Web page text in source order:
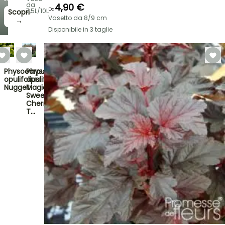
Scopri
→
da
7,5L/10LDa4,90 €
Vasetto da 8/9 cm
Disponibile in 3 taglie
Physocarpus
opulifolius
Nugget
Physocarpus
opulifolius
Magic
Sweet
Cherry
T…